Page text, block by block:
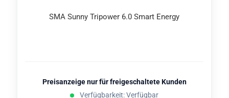
SMA Sunny Tri­power 6.0 Smart En­er­gy
Preisanzeige nur für freigeschaltete Kunden
Verfügbarkeit: Verfügbar